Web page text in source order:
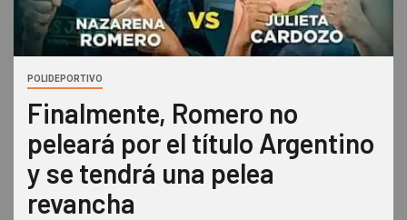
POLIDEPORTIVO
Finalmente, Romero no
peleará por el título Argentino
y se tendrá una pelea
revancha